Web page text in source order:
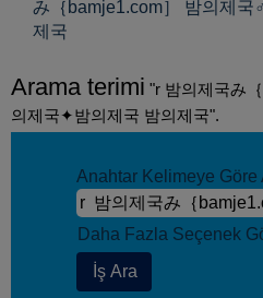
み｛bamje1.com］ 밤의제
제국
Arama terimi "r 밤의제국み
의제국✦밤의제국 밤의제국".
Anahtar Kelimeye Göre
Daha Fazla Seçenek